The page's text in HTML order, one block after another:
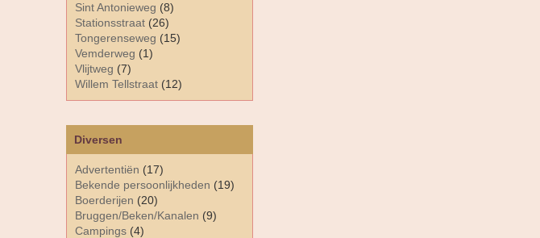
Diversen
Advertentiën (17)
Bekende persoonlijkheden (19)
Boerderijen (20)
Bruggen/Beken/Kanalen (9)
Campings (4)
Sint Antonieweg (8)
Stationsstraat (26)
Tongerenseweg (15)
Vemderweg (1)
Vlijtweg (7)
Willem Tellstraat (12)